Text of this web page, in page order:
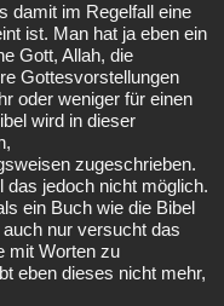
damit im Regelfall eine
ist. Man hat ja eben ein
Gott, Allah, die
Gottesvorstellungen
oder weniger für einen
wird in dieser
zugeschrieben.
das jedoch nicht möglich.
ein Buch wie die Bibel
nur versucht das
mit Worten zu
eben dieses nicht mehr,